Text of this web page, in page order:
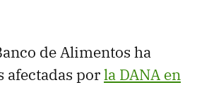
de Alimentos ha
afectadas porla DANA en